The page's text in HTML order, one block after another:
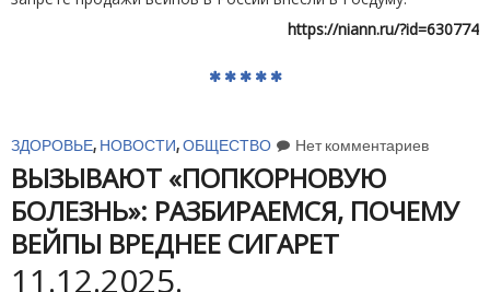
https://niann.ru/?id=630774
ЗДОРОВЬЕ, НОВОСТИ,ОБЩЕСТВО Нет комментариев
ВЫЗЫВАЮТ «ПОПКОРНОВУЮ
БОЛЕЗНЬ»: РАЗБИРАЕМСЯ, ПОЧЕМУ
ВЕЙПЫ ВРЕДНЕЕ СИГАРЕТ
11.12.2025.